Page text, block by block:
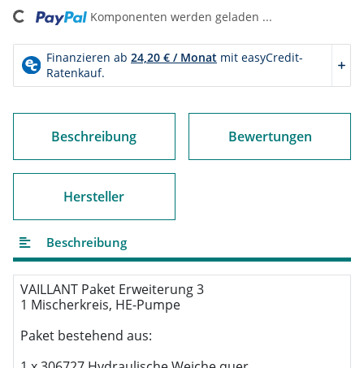
Komponenten werden geladen ...
Beschreibung Bewertungen
Hersteller
Beschreibung
VAILLANT Paket Erweiterung 3
1 Mischerkreis, HE-Pumpe
Paket bestehend aus: